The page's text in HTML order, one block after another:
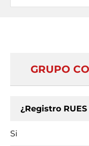
GRUPO
¿Registro
Si